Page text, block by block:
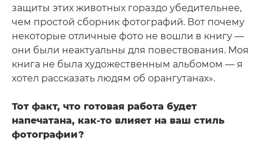
защиты этих животных гораздо убедительнее,
чем простой сборник фотографий. Вот почему
некоторые отличные фото не вошли в книгу —
они были неактуальны для повествования. Моя
книга не была художественным альбомом — я
хотел рассказать людям об орангутанах».
Тот факт, что готовая работа будет
напечатана, как-то влияет на ваш стиль
фотографии?